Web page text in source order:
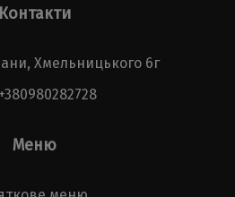
Контакти
Хмельницького 6г
+380980282728
Меню